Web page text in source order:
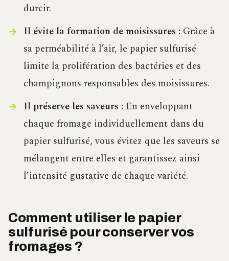
durcir.
Il évite la formation de moisissures :Grâce à
sa perméabilité à l’air, le papier sulfurisé
limite la prolifération des bactéries et des
champignons responsables des moisissures.
Il préserve les saveurs :En enveloppant
chaque fromage individuellement dans du
papier sulfurisé, vous évitez que les saveurs se
mélangent entre elles et garantissez ainsi
l’intensité gustative de chaque variété.
Comment utiliser le papier
sulfurisé pour conserver vos
fromages ?